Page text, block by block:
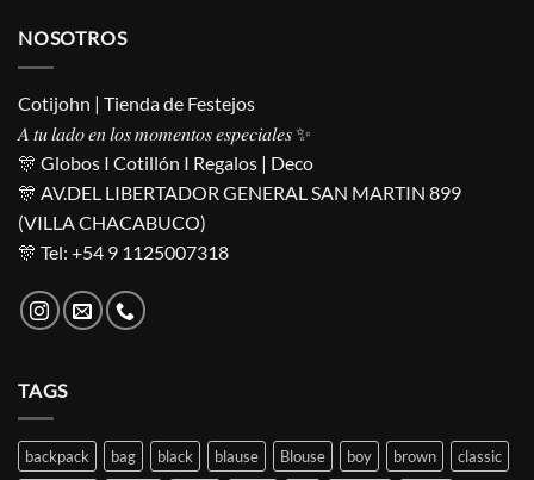
NOSOTROS
Cotijohn | Tienda de Festejos
𝐴 𝑡𝑢 𝑙𝑎𝑑𝑜 𝑒𝑛 𝑙𝑜𝑠 𝑚𝑜𝑚𝑒𝑛𝑡𝑜𝑠 𝑒𝑠𝑝𝑒𝑐𝑖𝑎𝑙𝑒𝑠 ✨
🎊 Globos I Cotillón I Regalos | Deco
🎊 AV.DEL LIBERTADOR GENERAL SAN MARTIN 899
(VILLA CHACABUCO)
🎊 Tel: +54 9 1125007318
TAGS
backpack bag black blause Blouse boy brown classic